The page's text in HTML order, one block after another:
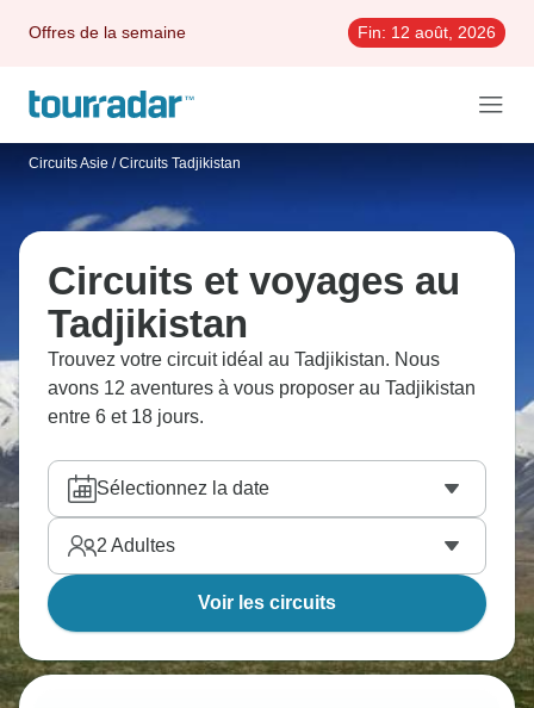
Offres de la semaine Fin: 12 août, 2026
Circuits Asie / Circuits Tadjikistan
Circuits et voyages au
Tadjikistan
Trouvez votre circuit idéal au Tadjikistan. Nous
avons 12 aventures à vous proposer au Tadjikistan
entre 6 et 18 jours.
Sélectionnez la date
2 Adultes
Voir les circuits